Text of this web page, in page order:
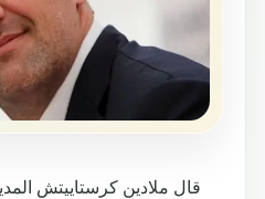
قال ملادين كرستاييتش